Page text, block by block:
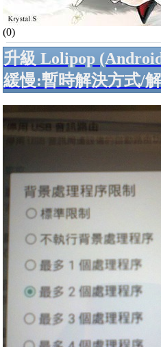
(0)
升級 Lolipop
緩慢:暫時解決方式/